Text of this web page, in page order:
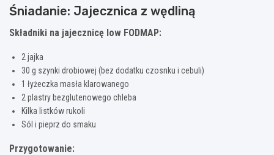
Śniadanie: Jajecznica z wędliną
Składniki na jajecznicę low FODMAP:
2 jajka
30 g szynki drobiowej (bez dodatku czosnku i cebuli)
1 łyżeczka masła klarowanego
2 plastry bezglutenowego chleba
Kilka listków rukoli
Sól i pieprz do smaku
Przygotowanie: